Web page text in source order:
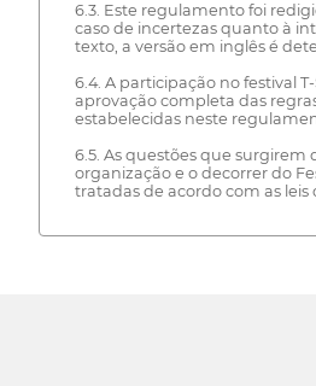
6.3. Este regulamento foi
caso de incertezas quanto à
texto, a versão em inglês é
6.4. A participação no festival
aprovação completa das
estabelecidas neste
6.5. As questões que surgirem
organização e o decorrer do
tratadas de acordo com as leis